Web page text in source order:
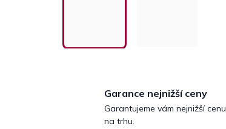
Garance nejnižší ceny
Garantujeme vám nejnižší cenu
na trhu.